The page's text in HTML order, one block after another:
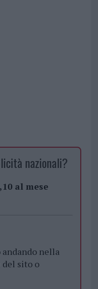
nazionali?
al mese
nella
sito o